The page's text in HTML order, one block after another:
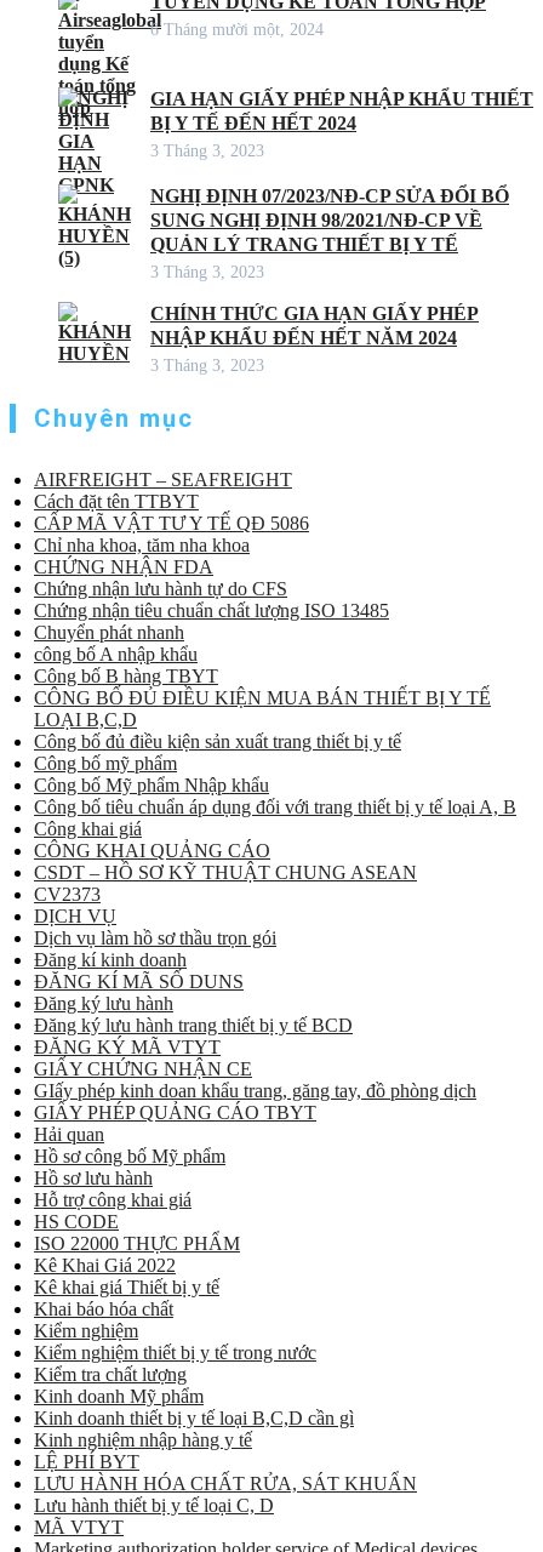
6 Tháng mười một, 2024
GIA HẠN GIẤY PHÉP NHẬP KHẨU THIẾT
BỊ Y TẾ ĐẾN HẾT 2024
3 Tháng 3, 2023
NGHỊ ĐỊNH 07/2023/NĐ-CP SỬA ĐỔI BỔ
SUNG NGHỊ ĐỊNH 98/2021/NĐ-CP VỀ
QUẢN LÝ TRANG THIẾT BỊ Y TẾ
3 Tháng 3, 2023
CHÍNH THỨC GIA HẠN GIẤY PHÉP
NHẬP KHẨU ĐẾN HẾT NĂM 2024
3 Tháng 3, 2023
Chuyên mục
AIRFREIGHT – SEAFREIGHT
Cách đặt tên TTBYT
CẤP MÃ VẬT TƯ Y TẾ QĐ 5086
Chỉ nha khoa, tăm nha khoa
CHỨNG NHẬN FDA
Chứng nhận lưu hành tự do CFS
Chứng nhận tiêu chuẩn chất lượng ISO 13485
Chuyển phát nhanh
công bố A nhập khẩu
Công bố B hàng TBYT
CÔNG BỐ ĐỦ ĐIỀU KIỆN MUA BÁN THIẾT BỊ Y TẾ
LOẠI B,C,D
Công bố đủ điều kiện sản xuất trang thiết bị y tế
Công bố mỹ phẩm
Công bố Mỹ phẩm Nhập khẩu
Công bố tiêu chuẩn áp dụng đối với trang thiết bị y tế loại A, B
Công khai giá
CÔNG KHAI QUẢNG CÁO
CSDT – HỒ SƠ KỸ THUẬT CHUNG ASEAN
CV2373
DỊCH VỤ
Dịch vụ làm hồ sơ thầu trọn gói
Đăng kí kinh doanh
ĐĂNG KÍ MÃ SỐ DUNS
Đăng ký lưu hành
Đăng ký lưu hành trang thiết bị y tế BCD
ĐĂNG KÝ MÃ VTYT
GIẤY CHỨNG NHẬN CE
GIấy phép kinh doan khẩu trang, găng tay, đồ phòng dịch
GIẤY PHÉP QUẢNG CÁO TBYT
Hải quan
Hồ sơ công bố Mỹ phẩm
Hồ sơ lưu hành
Hỗ trợ công khai giá
HS CODE
ISO 22000 THỰC PHẨM
Kê Khai Giá 2022
Kê khai giá Thiết bị y tế
Khai báo hóa chất
Kiểm nghiệm
Kiểm nghiệm thiết bị y tế trong nước
Kiểm tra chất lượng
Kinh doanh Mỹ phẩm
Kinh doanh thiết bị y tế loại B,C,D cần gì
Kinh nghiệm nhập hàng y tế
LỆ PHÍ BYT
LƯU HÀNH HÓA CHẤT RỬA, SÁT KHUẨN
Lưu hành thiết bị y tế loại C, D
MÃ VTYT